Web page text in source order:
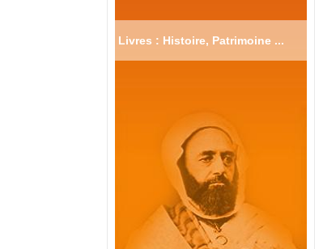
Livres : Histoire, Patrimoine ...